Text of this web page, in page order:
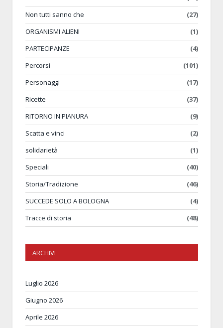
Non tutti sanno che
(27)
ORGANISMI ALIENI
(1)
PARTECIPANZE
(4)
Percorsi
(101)
Personaggi
(17)
Ricette
(37)
RITORNO IN PIANURA
(9)
Scatta e vinci
(2)
solidarietà
(1)
Speciali
(40)
Storia/Tradizione
(46)
SUCCEDE SOLO A BOLOGNA
(4)
Tracce di storia
(48)
ARCHIVI
Luglio 2026
Giugno 2026
Aprile 2026